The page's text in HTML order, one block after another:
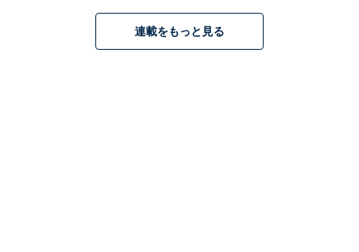
連載をもっと見る